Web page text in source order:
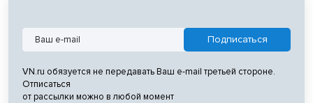
VN.ru обязуется не передавать Ваш e-mail третьей стороне.
Отписаться
от рассылки можно в любой момент